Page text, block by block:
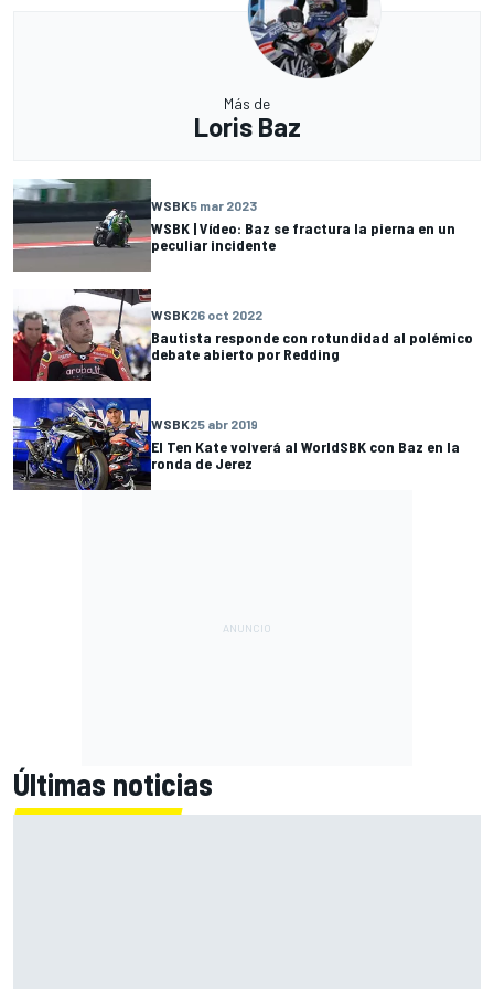
Más de
Loris Baz
WSBK5 mar 2023
WSBK | Vídeo: Baz se fractura la pierna en un
peculiar incidente
WSBK26 oct 2022
Bautista responde con rotundidad al polémico
debate abierto por Redding
WSBK25 abr 2019
El Ten Kate volverá al WorldSBK con Baz en la
ronda de Jerez
Últimas noticias